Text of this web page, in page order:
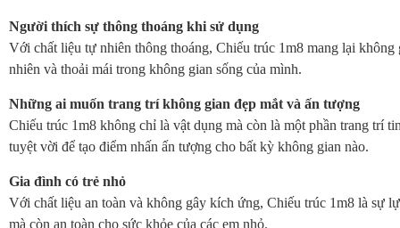
Người thích sự thông thoáng khi sử dụng
Với chất liệu tự nhiên thông thoáng, Chiếu trúc 1m8 mang lại
nhiên và thoải mái trong không gian sống của mình.
Những ai muốn trang trí không gian đẹp mắt và ấn tượng
Chiếu trúc 1m8 không chỉ là vật dụng mà còn là một phần trang trí
tuyệt vời để tạo điểm nhấn ấn tượng cho bất kỳ không gian nào.
Gia đình có trẻ nhỏ
Với chất liệu an toàn và không gây kích ứng, Chiếu trúc 1m8 là sự
mà còn an toàn cho sức khỏe của các em nhỏ.